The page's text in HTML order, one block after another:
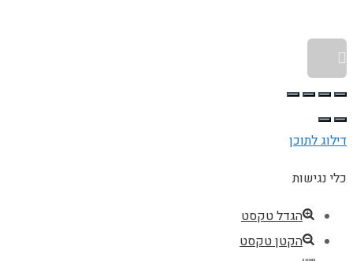
דילוג לתוכן
כלי נגישות
הגדל טקסט
הקטן טקסט